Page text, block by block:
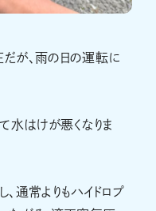
が、雨の日の運転に
水はけが悪くなりま
通常よりもハイドロプ